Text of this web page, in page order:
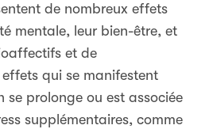
de nombreux effets
mentale, leur bien-être, et
et de
qui se manifestent
se prolonge ou est associée
supplémentaires, comme